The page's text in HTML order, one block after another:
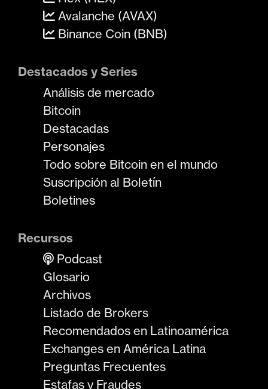
Avalanche (AVAX)
Binance Coin (BNB)
Destacados y Series
Análisis de mercado
Bitcoin
Destacadas
Personajes
Todo sobre Bitcoin en el mundo
Suscripción al Boletín
Boletines
Recursos
Podcast
Glosario
Archivos
Listado de Brokers
Recomendados en Latinoamérica
Exchanges en América Latina
Preguntas Frecuentes
Estafas y Fraudes